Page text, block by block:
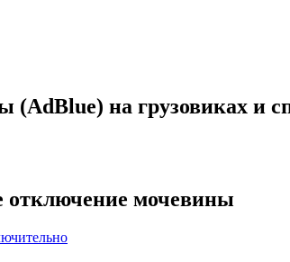
на грузовиках и
отключение мочевины